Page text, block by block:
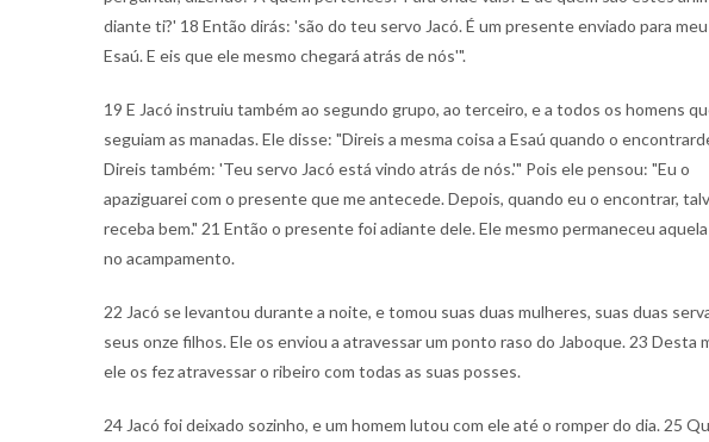
diante ti?' 18 Então dirás: 'são do teu servo Jacó. É um presente enviado para
Esaú. E eis que ele mesmo chegará atrás de nós'".
19 E Jacó instruiu também ao segundo grupo, ao terceiro, e a todos os homens
seguiam as manadas. Ele disse: "Direis a mesma coisa a Esaú quando o
Direis também: 'Teu servo Jacó está vindo atrás de nós.'" Pois ele pensou: "Eu o
apaziguarei com o presente que me antecede. Depois, quando eu o encontrar,
receba bem." 21 Então o presente foi adiante dele. Ele mesmo permaneceu
no acampamento.
22 Jacó se levantou durante a noite, e tomou suas duas mulheres, suas duas
seus onze filhos. Ele os enviou a atravessar um ponto raso do Jaboque. 23 Desta
ele os fez atravessar o ribeiro com todas as suas posses.
24 Jacó foi deixado sozinho, e um homem lutou com ele até o romper do dia. 25